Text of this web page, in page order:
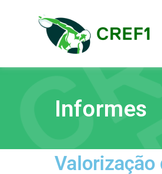
Informes
Valorização